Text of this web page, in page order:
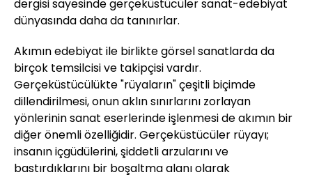
dergisi sayesinde gerçeküstücüler sanat-edebiyat
dünyasında daha da tanınırlar.
Akımın edebiyat ile birlikte görsel sanatlarda da
birçok temsilcisi ve takipçisi vardır.
Gerçeküstücülükte "rüyaların" çeşitli biçimde
dillendirilmesi, onun aklın sınırlarını zorlayan
yönlerinin sanat eserlerinde işlenmesi de akımın bir
diğer önemli özelliğidir. Gerçeküstücüler rüyayı;
insanın içgüdülerini, şiddetli arzularını ve
bastırdıklarını bir boşaltma alanı olarak